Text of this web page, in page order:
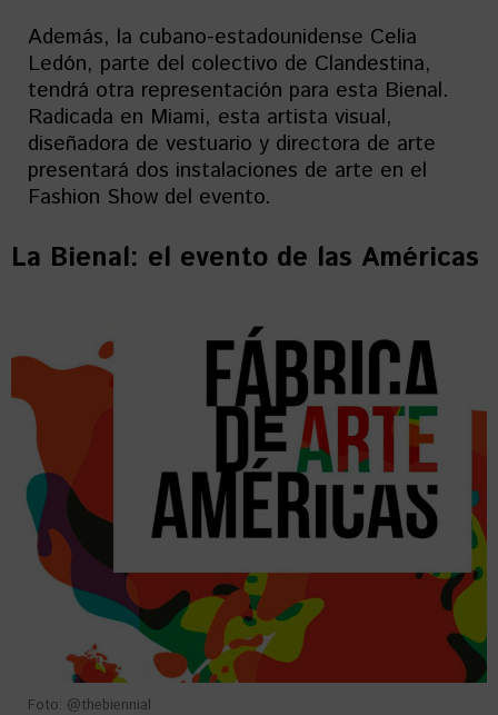
Además, la cubano-estadounidense Celia
Ledón, parte del colectivo de Clandestina,
tendrá otra representación para esta Bienal.
Radicada en Miami, esta artista visual,
diseñadora de vestuario y directora de arte
presentará dos instalaciones de arte en el
Fashion Show del evento.
La Bienal: el evento de las Américas
Foto: @thebiennial